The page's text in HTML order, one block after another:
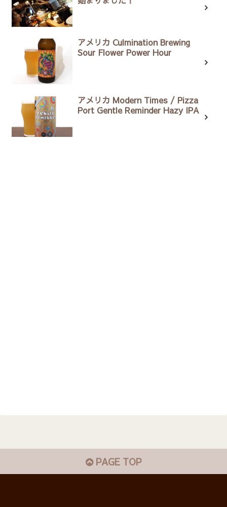
アメリカ Culmination Brewing
Sour Flower Power Hour
アメリカ Modern Times / Pizza
Port Gentle Reminder Hazy IPA
PAGE TOP